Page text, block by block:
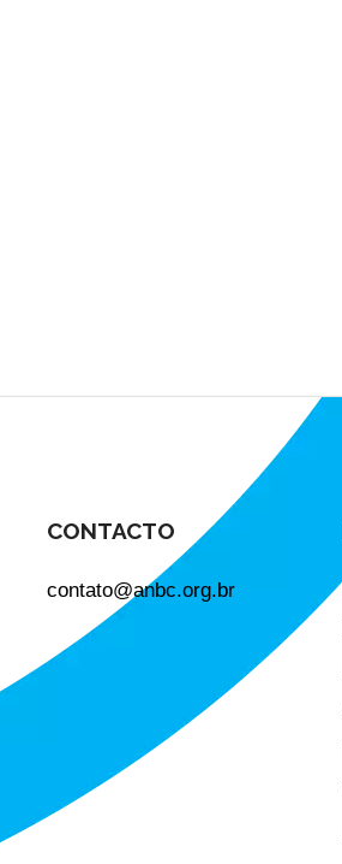
CONTACTO
contato@anbc.org.br